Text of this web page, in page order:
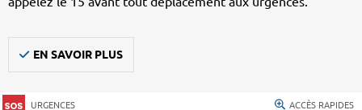
EN SAVOIR PLUS
URGENCES ACCÈS RAPIDES